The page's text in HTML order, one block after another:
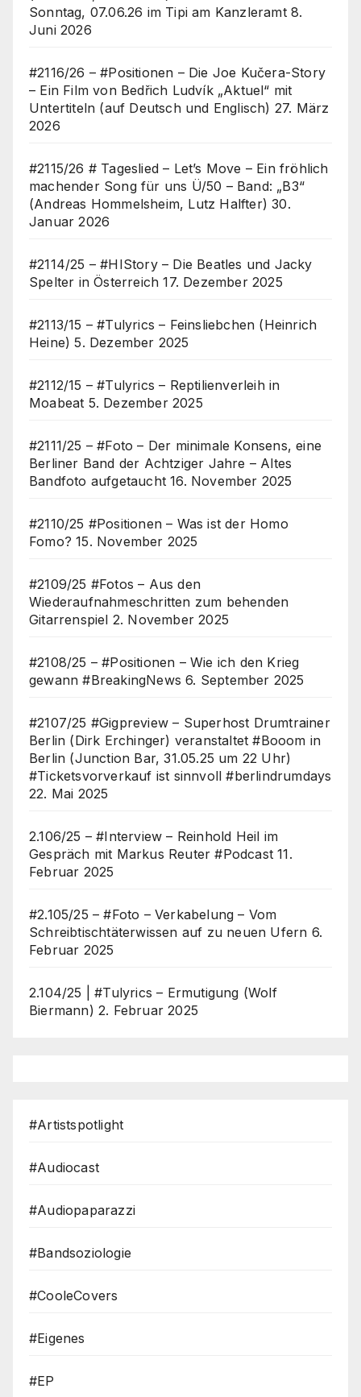
Sonntag, 07.06.26 im Tipi am Kanzleramt 8.
Juni 2026
#2116/26 – #Positionen – Die Joe Kučera-Story
– Ein Film von Bedřich Ludvík „Aktuel“ mit
Untertiteln (auf Deutsch und Englisch) 27. März
2026
#2115/26 # Tageslied – Let’s Move – Ein fröhlich
machender Song für uns Ü/50 – Band: „B3“
(Andreas Hommelsheim, Lutz Halfter) 30.
Januar 2026
#2114/25 – #HIStory – Die Beatles und Jacky
Spelter in Österreich 17. Dezember 2025
#2113/15 – #Tulyrics – Feinsliebchen (Heinrich
Heine) 5. Dezember 2025
#2112/15 – #Tulyrics – Reptilienverleih in
Moabeat 5. Dezember 2025
#2111/25 – #Foto – Der minimale Konsens, eine
Berliner Band der Achtziger Jahre – Altes
Bandfoto aufgetaucht 16. November 2025
#2110/25 #Positionen – Was ist der Homo
Fomo? 15. November 2025
#2109/25 #Fotos – Aus den
Wiederaufnahmeschritten zum behenden
Gitarrenspiel 2. November 2025
#2108/25 – #Positionen – Wie ich den Krieg
gewann #BreakingNews 6. September 2025
#2107/25 #Gigpreview – Superhost Drumtrainer
Berlin (Dirk Erchinger) veranstaltet #Booom in
Berlin (Junction Bar, 31.05.25 um 22 Uhr)
#Ticketsvorverkauf ist sinnvoll #berlindrumdays
22. Mai 2025
2.106/25 – #Interview – Reinhold Heil im
Gespräch mit Markus Reuter #Podcast 11.
Februar 2025
#2.105/25 – #Foto – Verkabelung – Vom
Schreibtischtäterwissen auf zu neuen Ufern 6.
Februar 2025
2.104/25 | #Tulyrics – Ermutigung (Wolf
Biermann) 2. Februar 2025
#Artistspotlight
#Audiocast
#Audiopaparazzi
#Bandsoziologie
#CooleCovers
#Eigenes
#EP